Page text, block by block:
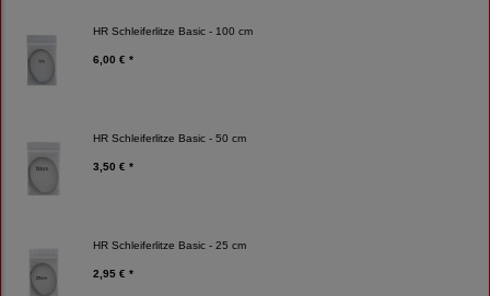
HR Schleiferlitze Basic - 100 cm
6,00 € *
HR Schleiferlitze Basic - 50 cm
3,50 € *
HR Schleiferlitze Basic - 25 cm
2,95 € *